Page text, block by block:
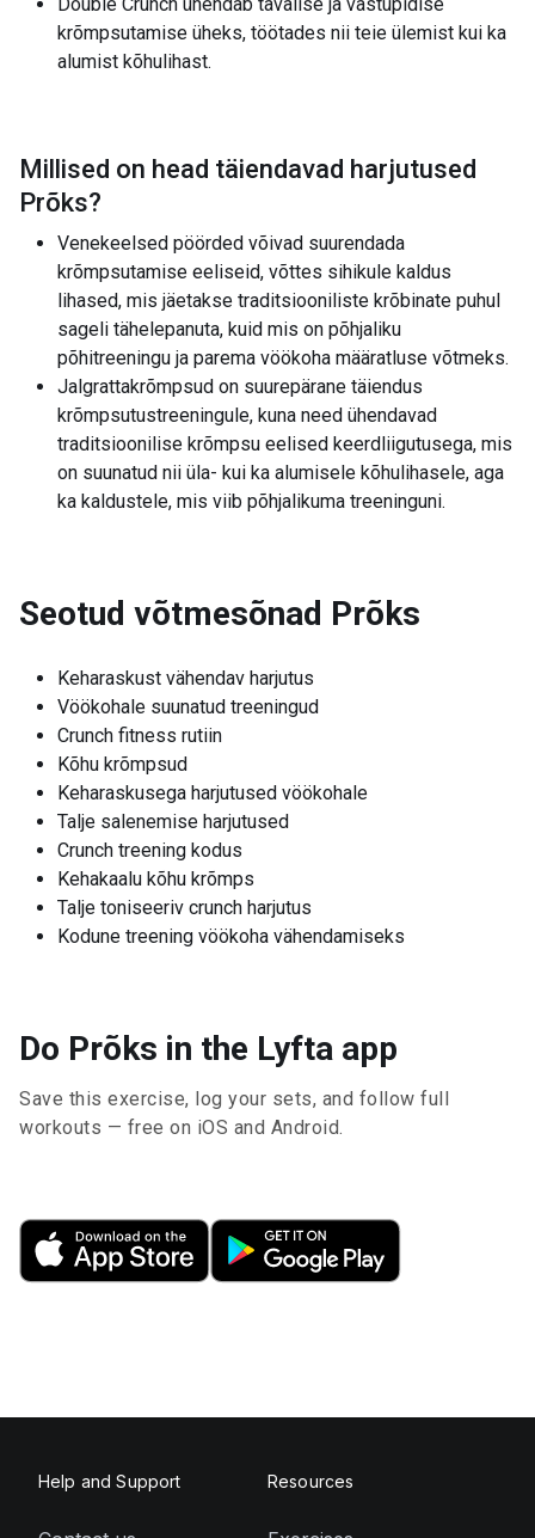
krõmpsutamise üheks, töötades nii teie ülemist kui ka
alumist kõhulihast.
Millised on head täiendavad harjutused
Prõks?
Venekeelsed pöörded võivad suurendada
krõmpsutamise eeliseid, võttes sihikule kaldus
lihased, mis jäetakse traditsiooniliste krõbinate puhul
sageli tähelepanuta, kuid mis on põhjaliku
põhitreeningu ja parema vöökoha määratluse võtmeks.
Jalgrattakrõmpsud on suurepärane täiendus
krõmpsutustreeningule, kuna need ühendavad
traditsioonilise krõmpsu eelised keerdliigutusega, mis
on suunatud nii üla- kui ka alumisele kõhulihasele, aga
ka kaldustele, mis viib põhjalikuma treeninguni.
Seotud võtmesõnad Prõks
Keharaskust vähendav harjutus
Vöökohale suunatud treeningud
Crunch fitness rutiin
Kõhu krõmpsud
Keharaskusega harjutused vöökohale
Talje salenemise harjutused
Crunch treening kodus
Kehakaalu kõhu krõmps
Talje toniseeriv crunch harjutus
Kodune treening vöökoha vähendamiseks
Do Prõks in the Lyfta app
Save this exercise, log your sets, and follow full
workouts — free on iOS and Android.
Help and Support Resources